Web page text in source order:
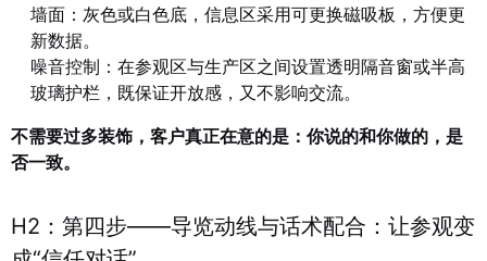
墙面：灰色或白色底，信息区采用可更换磁吸板，方便更
新数据。
噪音控制：在参观区与生产区之间设置透明隔音窗或半高
玻璃护栏，既保证开放感，又不影响交流。
不需要过多装饰，客户真正在意的是：你说的和你做的，是
否一致。
H2：第四步——导览动线与话术配合：让参观变